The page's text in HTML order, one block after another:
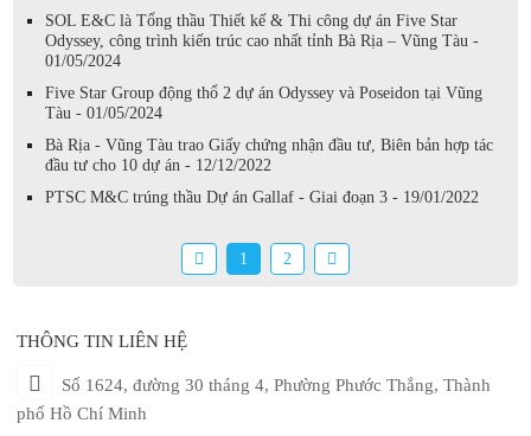
SOL E&C là Tổng thầu Thiết kế & Thi công dự án Five Star
Odyssey, công trình kiến trúc cao nhất tỉnh Bà Rịa – Vũng Tàu -
01/05/2024
Five Star Group động thổ 2 dự án Odyssey và Poseidon tại Vũng
Tàu - 01/05/2024
Bà Rịa - Vũng Tàu trao Giấy chứng nhận đầu tư, Biên bản hợp tác
đầu tư cho 10 dự án - 12/12/2022
PTSC M&C trúng thầu Dự án Gallaf - Giai đoạn 3 - 19/01/2022
1 2
THÔNG TIN LIÊN HỆ
Số 1624, đường 30 tháng 4, Phường Phước Thắng, Thành
phố Hồ Chí Minh